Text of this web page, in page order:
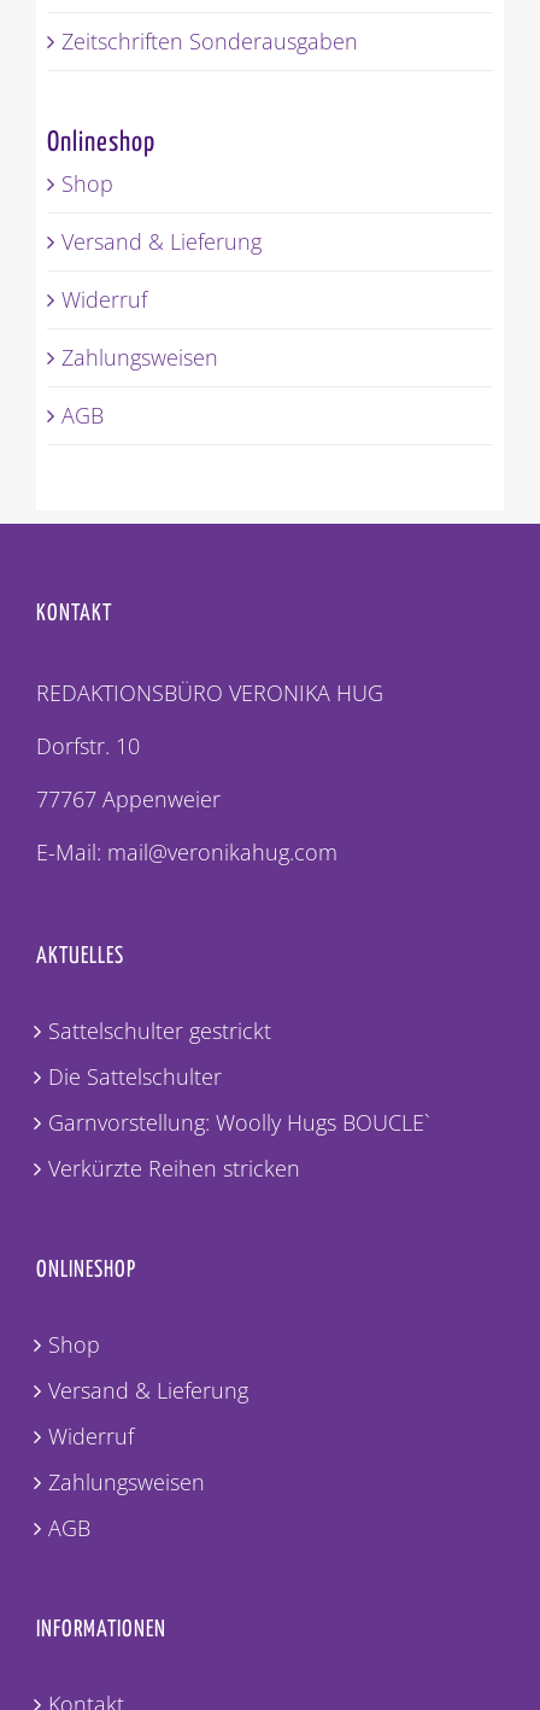
Zeitschriften Sonderausgaben
Onlineshop
Shop
Versand & Lieferung
Widerruf
Zahlungsweisen
AGB
KONTAKT
REDAKTIONSBÜRO VERONIKA HUG
Dorfstr. 10
77767 Appenweier
E-Mail: mail@veronikahug.com
AKTUELLES
Sattelschulter gestrickt
Die Sattelschulter
Garnvorstellung: Woolly Hugs BOUCLE`
Verkürzte Reihen stricken
ONLINESHOP
Shop
Versand & Lieferung
Widerruf
Zahlungsweisen
AGB
INFORMATIONEN